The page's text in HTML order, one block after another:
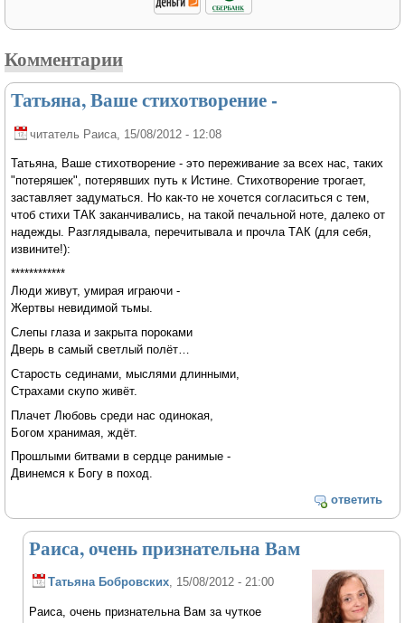
Комментарии
Татьяна, Ваше стихотворение -
читатель Раиса , 15/08/2012 - 12:08
Татьяна, Ваше стихотворение - это переживание за всех нас, таких
"потеряшек", потерявших путь к Истине. Стихотворение трогает,
заставляет задуматься. Но как-то не хочется согласиться с тем,
чтоб стихи ТАК заканчивались, на такой печальной ноте, далеко от
надежды. Разглядывала, перечитывала и прочла ТАК (для себя,
извините!):
************
Люди живут, умирая играючи -
Жертвы невидимой тьмы.
Слепы глаза и закрыта пороками
Дверь в самый светлый полёт…
Старость сединами, мыслями длинными,
Страхами скупо живёт.
Плачет Любовь среди нас одинокая,
Богом хранимая, ждёт.
Прошлыми битвами в сердце ранимые -
Двинемся к Богу в поход.
ответить
Раиса, очень признательна Вам
Татьяна Бобровских, 15/08/2012 - 21:00
Раиса, очень признательна Вам за чуткое